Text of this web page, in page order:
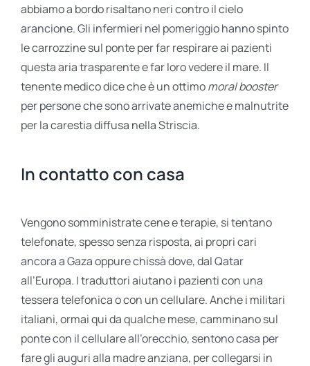
abbiamo a bordo risaltano neri contro il cielo
arancione. Gli infermieri nel pomeriggio hanno spinto
le carrozzine sul ponte per far respirare ai pazienti
questa aria trasparente e far loro vedere il mare. Il
tenente medico dice che è un ottimomoral booster
per persone che sono arrivate anemiche e malnutrite
per la carestia diffusa nella Striscia.
In contatto con casa
Vengono somministrate cene e terapie, si tentano
telefonate, spesso senza risposta, ai propri cari
ancora a Gaza oppure chissà dove, dal Qatar
all’Europa. I traduttori aiutano i pazienti con una
tessera telefonica o con un cellulare. Anche i militari
italiani, ormai qui da qualche mese, camminano sul
ponte con il cellulare all’orecchio, sentono casa per
fare gli auguri alla madre anziana, per collegarsi in